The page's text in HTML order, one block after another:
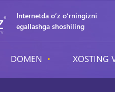
Internetda o‘z o‘rningizni
egallashga shoshiling
DOMEN XOSTING